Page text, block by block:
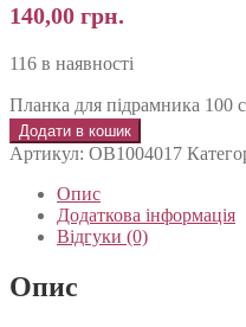
140,00 грн.
116 в наявності
Планка для підрамника 100
Додати в кошик
Артикул: ОВ1004017
Опис
Додаткова інформація
Відгуки (0)
Опис